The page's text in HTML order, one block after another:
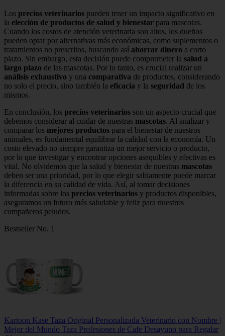
Los precios veterinarios pueden tener un impacto significativo en
la elección de productos de salud y bienestar para mascotas.
Cuando los costos de atención veterinaria son altos, los dueños
pueden optar por alternativas más económicas, como suplementos o
tratamientos no prescritos, buscando así ahorrar dinero a corto
plazo. Sin embargo, esta decisión puede comprometer la salud a
largo plazo de las mascotas. Por lo tanto, es crucial realizar un
análisis exhaustivo y una comparativa de productos, considerando
no solo el precio, sino también la eficacia y la seguridad de los
mismos.
En conclusión, los precios veterinarios son un aspecto crucial que
debemos considerar al cuidar de nuestras mascotas. Al analizar y
comparar los mejores productos para el bienestar de nuestros
animales, es fundamental equilibrar la calidad con la economía. Un
costo elevado no siempre garantiza un mejor servicio o producto,
por lo que investigar y encontrar opciones asequibles y efectivas es
vital. No olvidemos que la salud y bienestar de nuestras mascotas
deben ser una prioridad, por lo que elegir sabiamente puede marcar
la diferencia en su calidad de vida. Así, al tomar decisiones
informadas sobre los precios veterinarios y productos disponibles,
aseguramos un futuro más saludable y feliz para nuestros
compañeros peludos.
Bestseller No. 1
Kartoon Kase Taza Original Personalizada Veterinario con Nombre |
Mejor del Mundo Taza Profesiones de Cafe Desayuno para Regalar